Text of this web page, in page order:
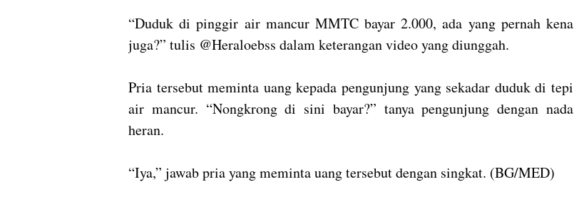
“Duduk di pinggir air mancur MMTC bayar 2.000, ada yang pernah kena
juga?” tulis @Heraloebss dalam keterangan video yang diunggah.
Pria tersebut meminta uang kepada pengunjung yang sekadar duduk di tepi
air mancur. “Nongkrong di sini bayar?” tanya pengunjung dengan nada
heran.
“Iya,” jawab pria yang meminta uang tersebut dengan singkat. (BG/MED)